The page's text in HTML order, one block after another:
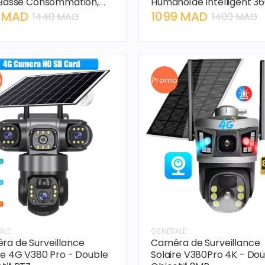
et Étanche
1440 MAD 1099 MAD 1400 MAD
de Surveillance
4G V380 Pro - Double
Promo
GENERALE
Caméra de Surveillance
Solaire V380Pro 4K -